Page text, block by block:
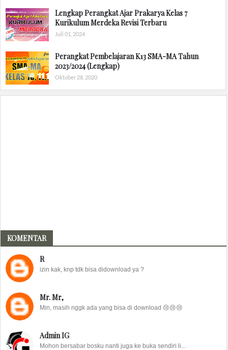
Lengkap Perangkat Ajar Prakarya Kelas 7
Kurikulum Merdeka Revisi Terbaru
Juli 01, 2024
Perangkat Pembelajaran K13 SMA-MA Tahun
2023/2024 (Lengkap)
Oktober 28, 2020
KOMENTAR
R
izin kak, knp tdk bisa didownload ya ?
Mr. Mr,
Min, masih nggk ada yang bisa di download 😢😢😢
Admin IG
Mohon bersabar bosku nanti juga ke buka sendiri li...